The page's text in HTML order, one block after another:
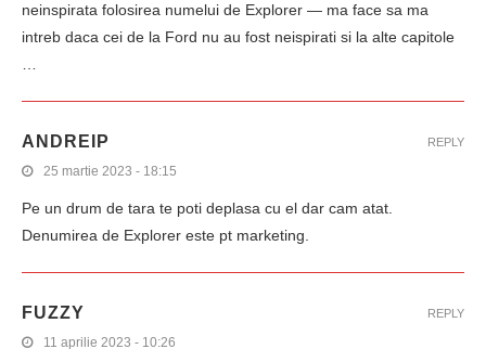
neinspirata folosirea numelui de Explorer — ma face sa ma
intreb daca cei de la Ford nu au fost neispirati si la alte capitole
…
ANDREIP
25 martie 2023 - 18:15
Pe un drum de tara te poti deplasa cu el dar cam atat.
Denumirea de Explorer este pt marketing.
REPLY
FUZZY
11 aprilie 2023 - 10:26
REPLY